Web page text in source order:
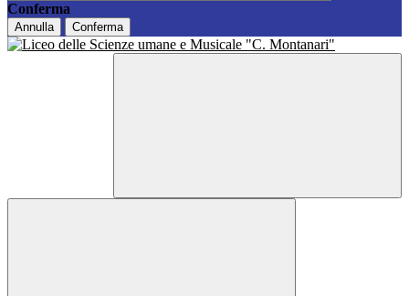
Conferma
Annulla Conferma